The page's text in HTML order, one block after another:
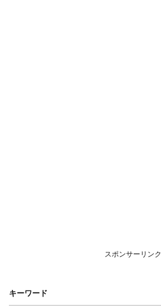
スポンサーリンク
キーワード